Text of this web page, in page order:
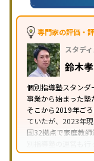
特徴
中高
応
科目
り
専門家の評価・
スタデ
鈴木
個別指導塾スタン
事業から始まった塾
そこから2019年ご
ていたが、2023年
国32拠点で家庭教
別指導塾の運営も
ていることが伺える